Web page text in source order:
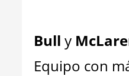
Bull y
Equipo con